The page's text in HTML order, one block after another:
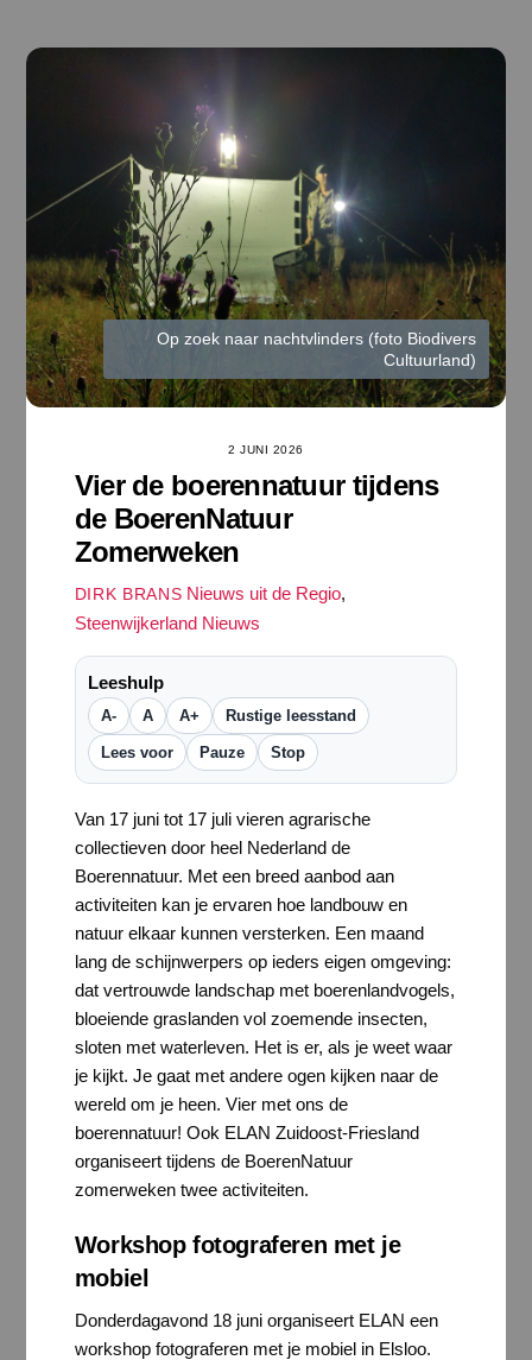
Op zoek naar nachtvlinders (foto Biodivers
Cultuurland)
2 JUNI 2026
Vier de boerennatuur tijdens
de BoerenNatuur
Zomerweken
DIRK BRANS Nieuws uit de Regio,
Steenwijkerland Nieuws
Leeshulp
A- A A+ Rustige leesstand
Lees voor Pauze Stop
Van 17 juni tot 17 juli vieren agrarische
collectieven door heel Nederland de
Boerennatuur. Met een breed aanbod aan
activiteiten kan je ervaren hoe landbouw en
natuur elkaar kunnen versterken. Een maand
lang de schijnwerpers op ieders eigen omgeving:
dat vertrouwde landschap met boerenlandvogels,
bloeiende graslanden vol zoemende insecten,
sloten met waterleven. Het is er, als je weet waar
je kijkt. Je gaat met andere ogen kijken naar de
wereld om je heen. Vier met ons de
boerennatuur! Ook ELAN Zuidoost-Friesland
organiseert tijdens de BoerenNatuur
zomerweken twee activiteiten.
Workshop fotograferen met je
mobiel
Donderdagavond 18 juni organiseert ELAN een
workshop fotograferen met je mobiel in Elsloo.